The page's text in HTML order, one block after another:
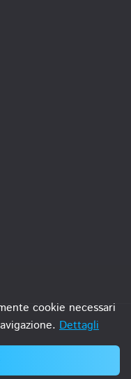
cookie necessari
Dettagli